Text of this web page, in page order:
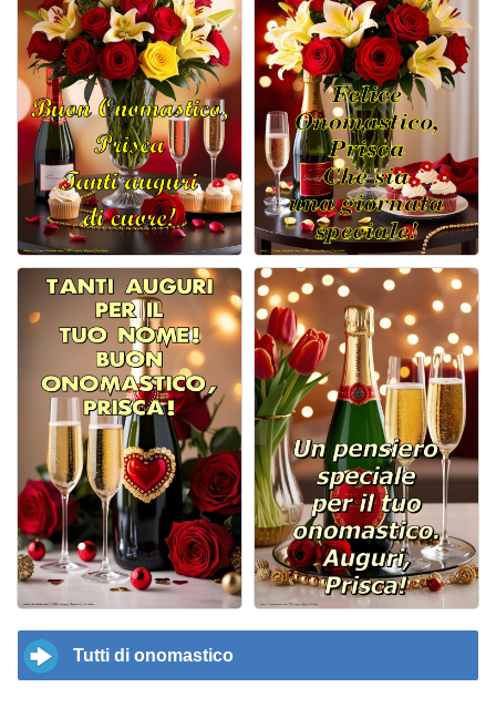
Tutti di onomastico